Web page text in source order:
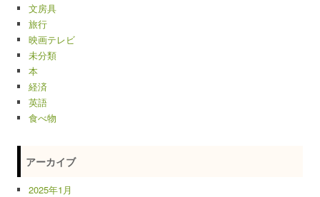
文房具
旅行
映画テレビ
未分類
本
経済
英語
食べ物
アーカイブ
2025年1月